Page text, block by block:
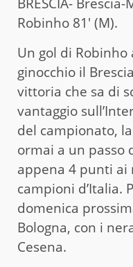
Robinho 81′ (M).
Un gol di Robinho
ginocchio il
vittoria che sa di
vantaggio
del campionato,
ormai a un passo
appena 4 punti ai
campioni d’Italia.
domenica
Bologna, con i
Cesena.